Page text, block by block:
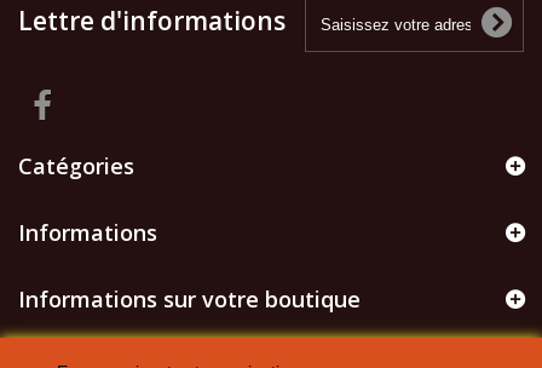
Lettre d'informations
Catégories
Informations
Informations sur votre boutique